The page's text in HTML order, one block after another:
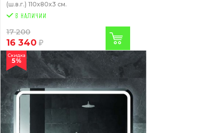
(ш.в.г.) 110x80x3 см.
17 200
16 340
Скидка
5%